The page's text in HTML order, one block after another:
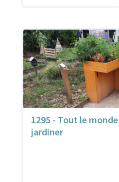
1295 - Tout le
jardiner